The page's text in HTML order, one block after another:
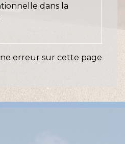
dans la
erreur sur cette page